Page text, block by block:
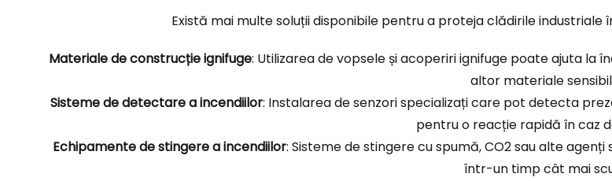
Există mai multe soluții disponibile pentru a proteja clădirile
Materiale de construcție ignifuge: Utilizarea de vopsele și acoperiri ignifuge poate ajuta
altor materiale
Sisteme de detectare a incendiilor: Instalarea de senzori specializați care pot detecta
pentru o reacție rapidă în caz
Echipamente de stingere a incendiilor: Sisteme de stingere cu spumă, CO2 sau alte
într-un timp cât mai